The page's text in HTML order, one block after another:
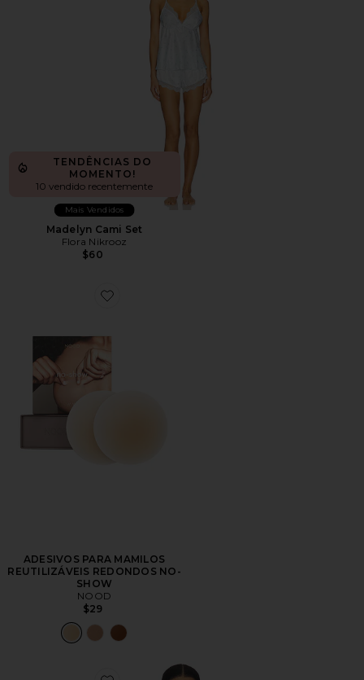
TENDÊNCIAS DO
MOMENTO!
10 vendido recentemente
Mais Vendidos
Madelyn Cami Set
Flora Nikrooz
$60
Favorite ADESIVOS PARA MAMILOS REUTILIZÁVEIS
ADESIVOS PARA MAMILOS
REUTILIZÁVEIS ​​REDONDOS NO-
SHOW
NOOD
$29